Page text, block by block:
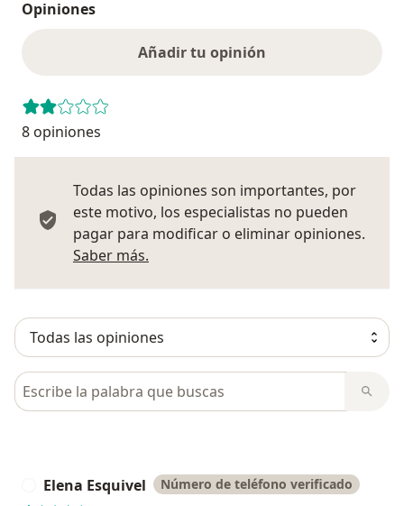
Opiniones
Añadir tu opinión
8 opiniones
Todas las opiniones son importantes, por
este motivo, los especialistas no pueden
pagar para modificar o eliminar opiniones.
Saber más.
Busca en opiniones
Elena Esquivel Número de teléfono verificado